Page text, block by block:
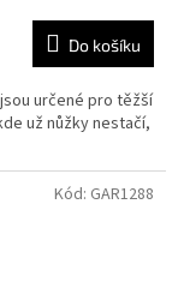
Do košíku
určené pro těžší
už nůžky nestačí,
Kód: GAR1288